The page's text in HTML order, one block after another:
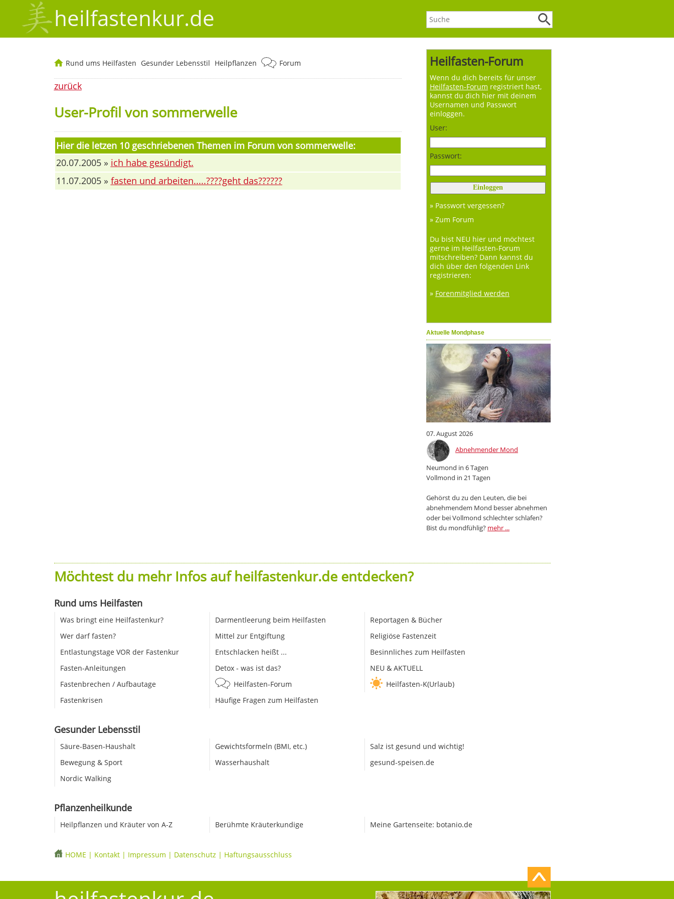
heilfastenkur.de
Heilfasten-Forum
Wenn du dich bereits für unser
Heilfasten-Forum registriert hast,
kannst du dich hier mit deinem
Usernamen und Passwort
einloggen.
User:
Passwort:
» Passwort vergessen?
» Zum Forum
Du bist NEU hier und möchtest
gerne im Heilfasten-Forum
mitschreiben? Dann kannst du
dich über den folgenden Link
registrieren:
» Forenmitglied werden
Aktuelle Mondphase
07. August 2026
Abnehmender Mond
Neumond in 6 Tagen
Vollmond in 21 Tagen
Gehörst du zu den Leuten, die bei
abnehmendem Mond besser abnehmen
oder bei Vollmond schlechter schlafen?
Bist du mondfühlig? mehr ...
Rund ums Heilfasten Gesunder Lebensstil Heilpflanzen Forum
zurück
User-Profil von sommerwelle
Hier die letzen 10 geschriebenen Themen im Forum von sommerwelle:
20.07.2005 » ich habe gesündigt.
11.07.2005 » fasten und arbeiten.....????geht das??????
Möchtest du mehr Infos auf heilfastenkur.de entdecken?
Rund ums Heilfasten
Was bringt eine Heilfastenkur?
Wer darf fasten?
Entlastungstage VOR der Fastenkur
Fasten-Anleitungen
Fastenbrechen / Aufbautage
Fastenkrisen
Darmentleerung beim Heilfasten
Mittel zur Entgiftung
Entschlacken heißt ...
Detox - was ist das?
Heilfasten-Forum
Häufige Fragen zum Heilfasten
Reportagen & Bücher
Religiöse Fastenzeit
Besinnliches zum Heilfasten
NEU & AKTUELL
Heilfasten-K(Urlaub)
Gesunder Lebensstil
Säure-Basen-Haushalt
Bewegung & Sport
Nordic Walking
Gewichtsformeln (BMI, etc.)
Wasserhaushalt
Salz ist gesund und wichtig!
gesund-speisen.de
Pflanzenheilkunde
Heilpflanzen und Kräuter von A-Z Berühmte Kräuterkundige Meine Gartenseite: botanio.de
HOME | Kontakt| Impressum | Datenschutz | Haftungsausschluss